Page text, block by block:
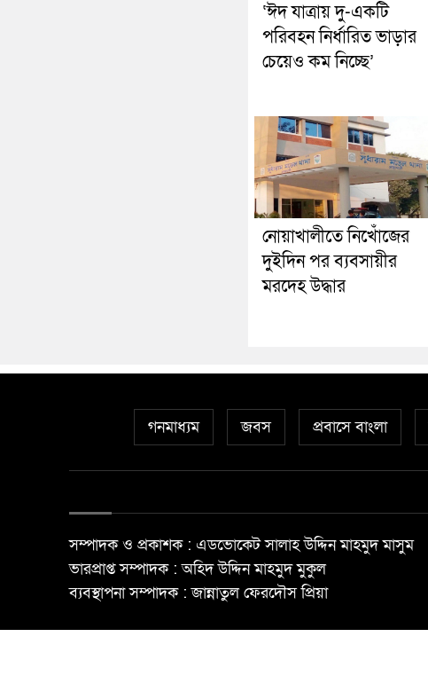
‘ঈদ যাত্রায় দু-একটি
পরিবহন নির্ধারিত ভাড়ার
চেয়েও কম নিচ্ছে’
নোয়াখালীতে নিখোঁজের
দুইদিন পর ব্যবসায়ীর
মরদেহ উদ্ধার
গনমাধ্যম জবস প্রবাসে বাংলা
সম্পাদক ও প্রকাশক : এডভোকেট সালাহ উদ্দিন মাহমুদ মাসুম
ভারপ্রাপ্ত সম্পাদক : অহিদ উদ্দিন মাহমুদ মুকুল
ব্যবস্থাপনা সম্পাদক : জান্নাতুল ফেরদৌস প্রিয়া